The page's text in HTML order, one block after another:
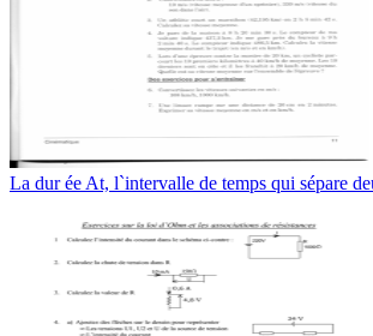
La dur ée At, l`intervalle de temps qui sépare